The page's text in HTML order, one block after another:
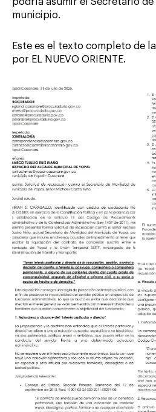
podría asumir el Secretario de
municipio.
Este es el texto completo de
por EL NUEVO ORIENTE.